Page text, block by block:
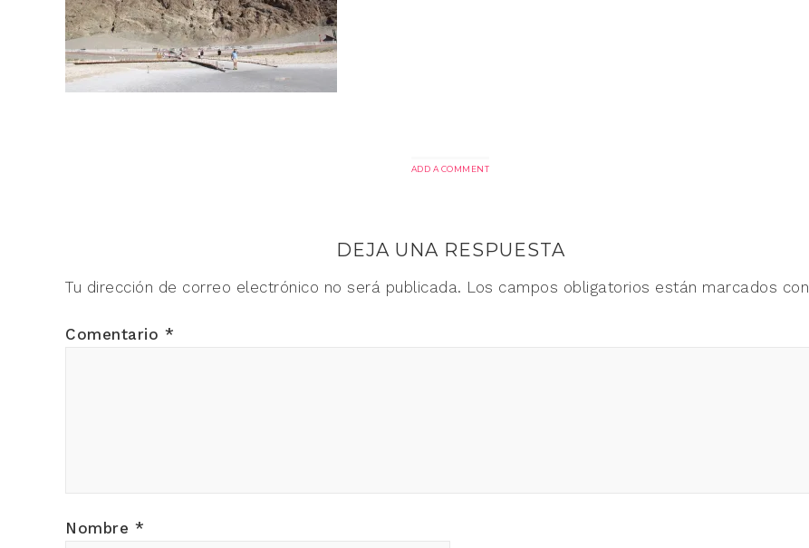
ADD A COMMENT
DEJA UNA RESPUESTA
Tu dirección de correo electrónico no será publicada. Los campos obligatorios están marcados con
Comentario *
Nombre *